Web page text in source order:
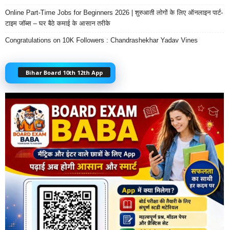
Online Part-Time Jobs for Beginners 2026 | शुरुआती लोगों के लिए ऑनलाइन पार्ट-
टाइम जॉब्स – घर बैठे कमाई के आसान तरीके
Congratulations on 10K Followers : Chandrashekhar Yadav Vines
Bihar Board 10th 12th App